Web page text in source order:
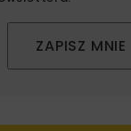
ZAPISZ MNIE